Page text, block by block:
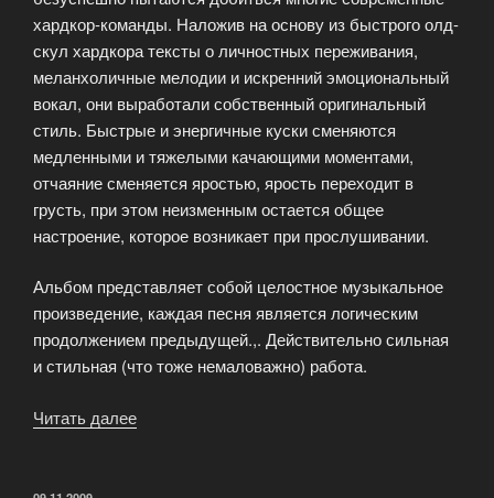
хардкор-команды. Наложив на основу из быстрого олд-
скул хардкора тексты о личностных переживания,
меланхоличные мелодии и искренний эмоциональный
вокал, они выработали собственный оригинальный
стиль. Быстрые и энергичные куски сменяются
медленными и тяжелыми качающими моментами,
отчаяние сменяется яростью, ярость переходит в
грусть, при этом неизменным остается общее
настроение, которое возникает при прослушивании.
Альбом представляет собой целостное музыкальное
произведение, каждая песня является логическим
продолжением предыдущей.,. Действительно сильная
и стильная (что тоже немаловажно) работа.
Читать далее